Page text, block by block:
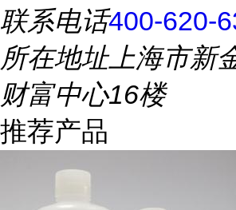
联系电话400-620-
所在地址上海市新
财富中心16楼
推荐产品